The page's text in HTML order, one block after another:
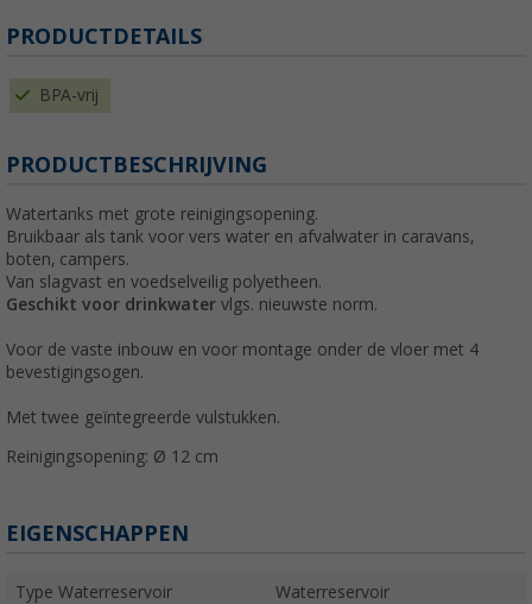
PRODUCTDETAILS
BPA-vrij
PRODUCTBESCHRIJVING
Watertanks met grote reinigingsopening.
Bruikbaar als tank voor vers water en afvalwater in caravans,
boten, campers.
Van slagvast en voedselveilig polyetheen.
Geschikt voor drinkwater vlgs. nieuwste norm.
Voor de vaste inbouw en voor montage onder de vloer met 4
bevestigingsogen.
Met twee geïntegreerde vulstukken.
Reinigingsopening: Ø 12 cm
EIGENSCHAPPEN
Type Waterreservoir Waterreservoir